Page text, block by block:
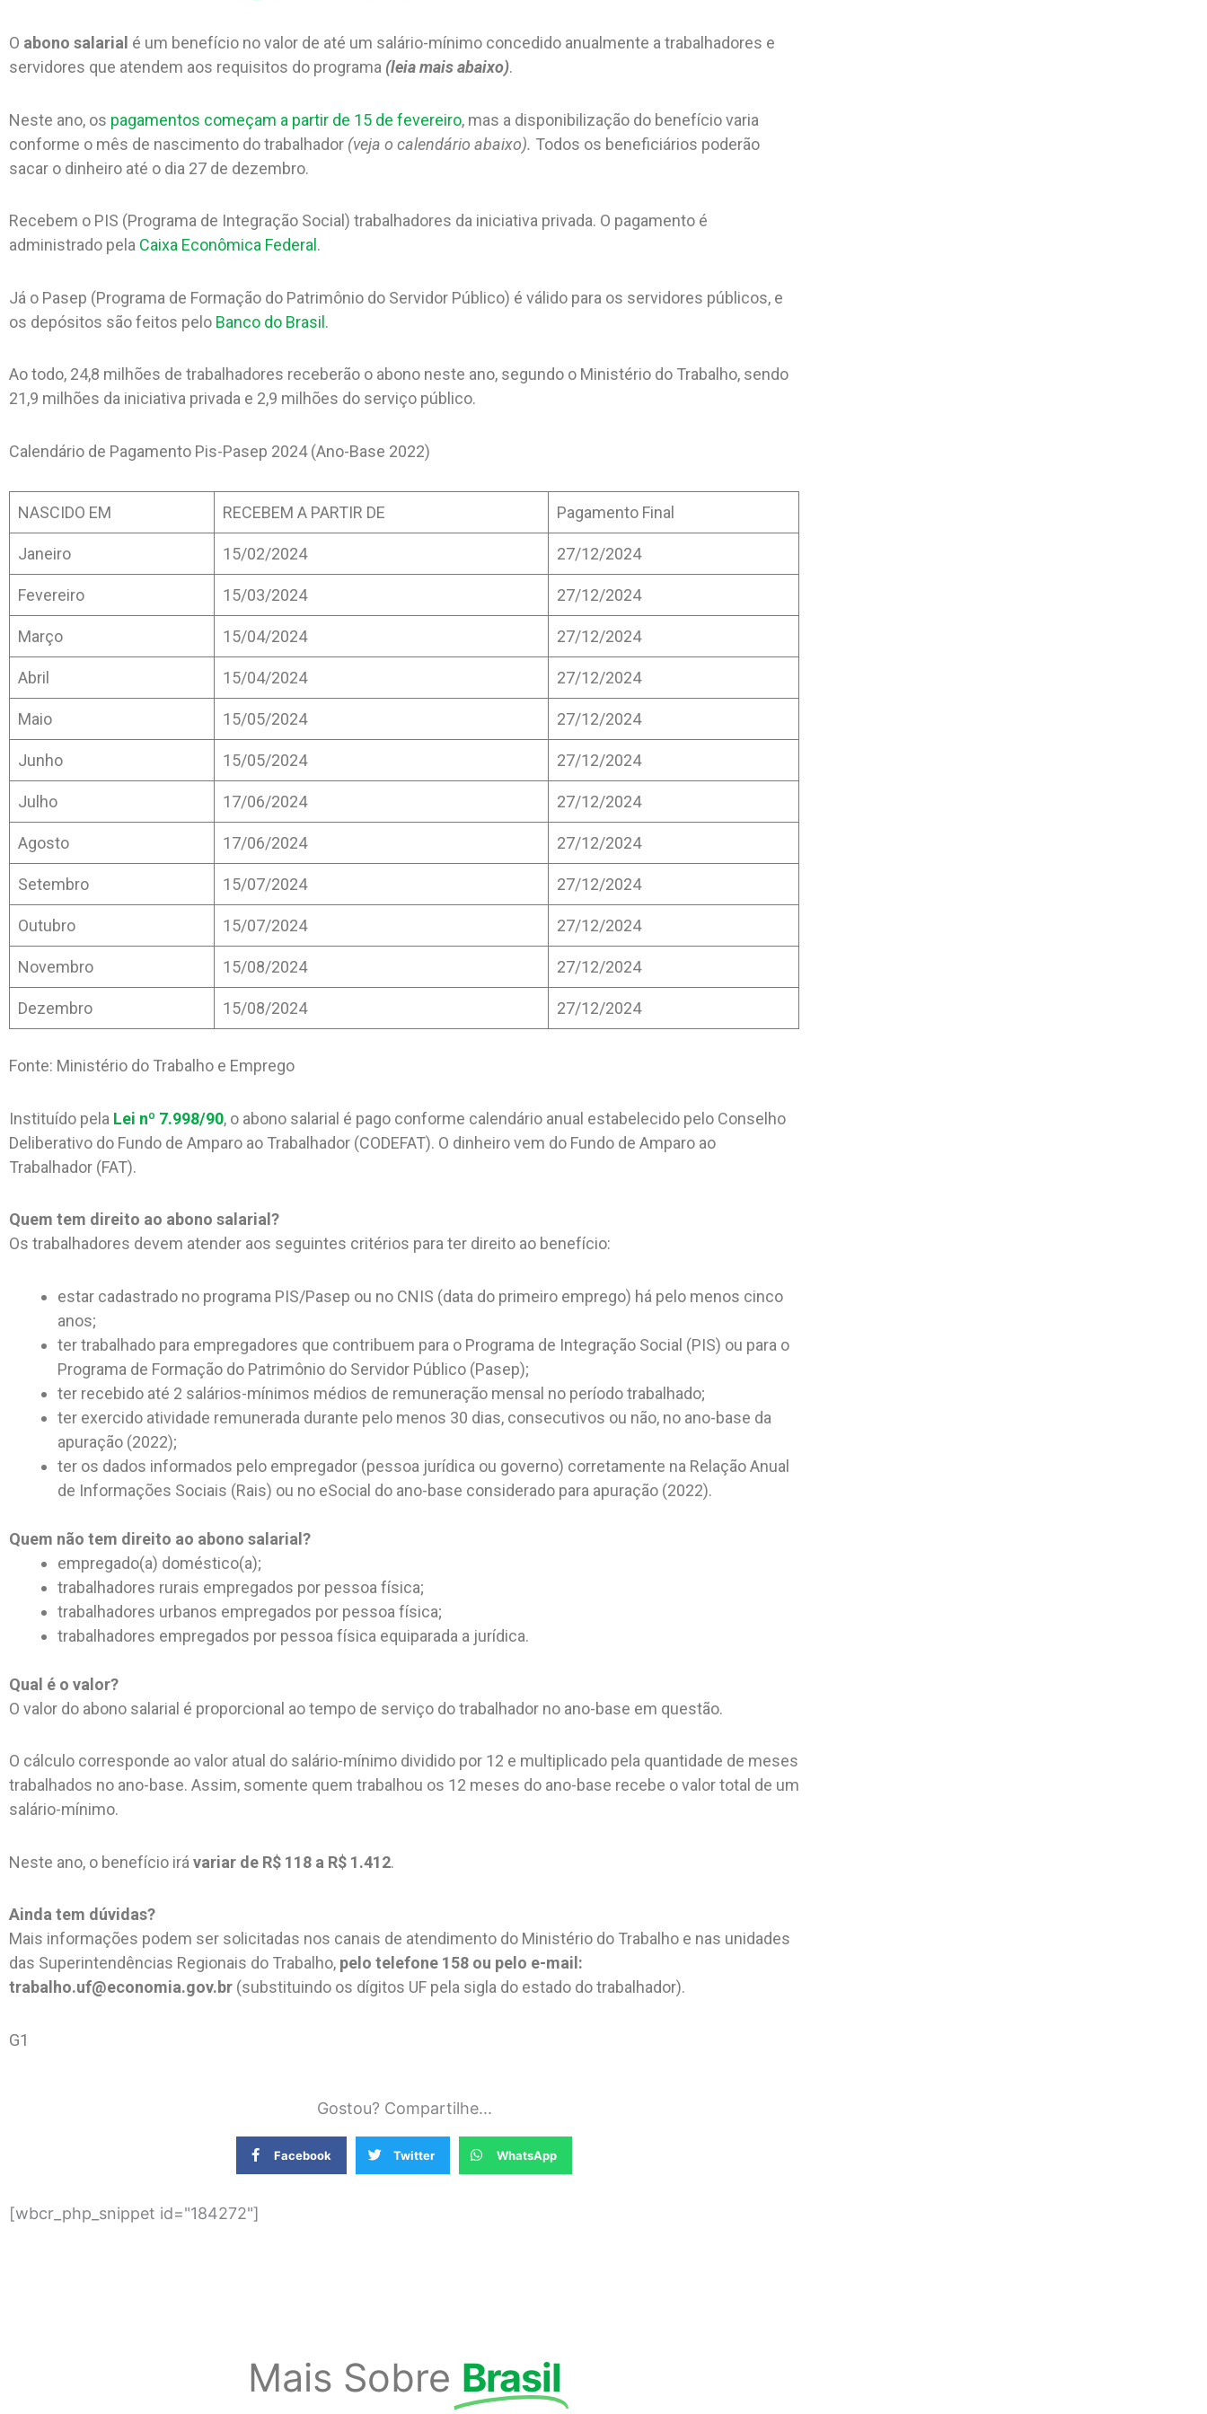
O abono salarial é um benefício no valor de até um salário-mínimo concedido anualmente a trabalhadores e
servidores que atendem aos requisitos do programa (leia mais abaixo).
Neste ano, os pagamentos começam a partir de 15 de fevereiro, mas a disponibilização do benefício varia
conforme o mês de nascimento do trabalhador (veja o calendário abaixo). Todos os beneficiários poderão
sacar o dinheiro até o dia 27 de dezembro.
Recebem o PIS (Programa de Integração Social) trabalhadores da iniciativa privada. O pagamento é
administrado pela Caixa Econômica Federal .
Já o Pasep (Programa de Formação do Patrimônio do Servidor Público) é válido para os servidores públicos, e
os depósitos são feitos pelo Banco do Brasil.
Ao todo, 24,8 milhões de trabalhadores receberão o abono neste ano, segundo o Ministério do Trabalho, sendo
21,9 milhões da iniciativa privada e 2,9 milhões do serviço público.
Calendário de Pagamento Pis-Pasep 2024 (Ano-Base 2022)
NASCIDO EM RECEBEM A PARTIR DE Pagamento Final
Janeiro 15/02/2024 27/12/2024
Fevereiro 15/03/2024 27/12/2024
Março 15/04/2024 27/12/2024
Abril 15/04/2024 27/12/2024
Maio 15/05/2024 27/12/2024
Junho 15/05/2024 27/12/2024
Julho 17/06/2024 27/12/2024
Agosto 17/06/2024 27/12/2024
Setembro 15/07/2024 27/12/2024
Outubro 15/07/2024 27/12/2024
Novembro 15/08/2024 27/12/2024
Dezembro 15/08/2024 27/12/2024
Fonte: Ministério do Trabalho e Emprego
Instituído pela Lei nº 7.998/90, o abono salarial é pago conforme calendário anual estabelecido pelo Conselho
Deliberativo do Fundo de Amparo ao Trabalhador (CODEFAT). O dinheiro vem do Fundo de Amparo ao
Trabalhador (FAT).
Quem tem direito ao abono salarial?
Os trabalhadores devem atender aos seguintes critérios para ter direito ao benefício:
estar cadastrado no programa PIS/Pasep ou no CNIS (data do primeiro emprego) há pelo menos cinco
anos;
ter trabalhado para empregadores que contribuem para o Programa de Integração Social (PIS) ou para o
Programa de Formação do Patrimônio do Servidor Público (Pasep);
ter recebido até 2 salários-mínimos médios de remuneração mensal no período trabalhado;
ter exercido atividade remunerada durante pelo menos 30 dias, consecutivos ou não, no ano-base da
apuração (2022);
ter os dados informados pelo empregador (pessoa jurídica ou governo) corretamente na Relação Anual
de Informações Sociais (Rais) ou no eSocial do ano-base considerado para apuração (2022).
Quem não tem direito ao abono salarial?
empregado(a) doméstico(a);
trabalhadores rurais empregados por pessoa física;
trabalhadores urbanos empregados por pessoa física;
trabalhadores empregados por pessoa física equiparada a jurídica.
Qual é o valor?
O valor do abono salarial é proporcional ao tempo de serviço do trabalhador no ano-base em questão.
O cálculo corresponde ao valor atual do salário-mínimo dividido por 12 e multiplicado pela quantidade de meses
trabalhados no ano-base. Assim, somente quem trabalhou os 12 meses do ano-base recebe o valor total de um
salário-mínimo.
Neste ano, o benefício irá variar de R$ 118 a R$ 1.412.
Ainda tem dúvidas?
Mais informações podem ser solicitadas nos canais de atendimento do Ministério do Trabalho e nas unidades
das Superintendências Regionais do Trabalho, pelo telefone 158 ou pelo e-mail:
trabalho.uf@economia.gov.br (substituindo os dígitos UF pela sigla do estado do trabalhador).
G1
Gostou? Compartilhe...
Facebook Twitter WhatsApp
[wbcr_php_snippet id="184272"]
Mais Sobre Brasil